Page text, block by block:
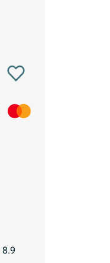
8.9